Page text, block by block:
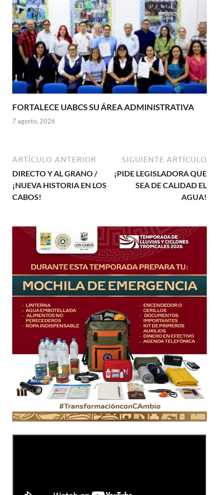
FORTALECE UABCS SU ÁREA ADMINISTRATIVA
7 agosto, 2026
ARTÍCULO ANTERIOR
DIRECTO Y AL GRANO /
¡NUEVA HISTORIA EN LOS
CABOS!
SIGUIENTE ARTÍCULO
¡PIDE LEGISLADORA QUE
SEA DE CALIDAD EL
AGUA!